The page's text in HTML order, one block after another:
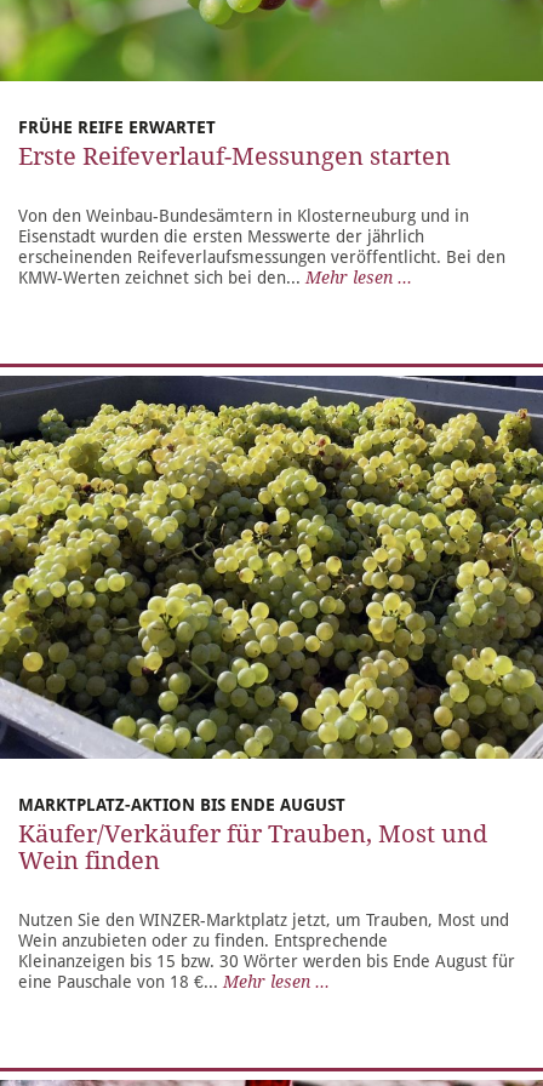
FRÜHE REIFE ERWARTET
Erste Reifeverlauf-Messungen starten
Von den Weinbau-Bundesämtern in Klosterneuburg und in
Eisenstadt wurden die ersten Messwerte der jährlich
erscheinenden Reifeverlaufsmessungen veröffentlicht. Bei den
KMW-Werten zeichnet sich bei den... Mehr lesen ...
MARKTPLATZ-AKTION BIS ENDE AUGUST
Käufer/Verkäufer für Trauben, Most und
Wein finden
Nutzen Sie den WINZER-Marktplatz jetzt, um Trauben, Most und
Wein anzubieten oder zu finden. Entsprechende
Kleinanzeigen bis 15 bzw. 30 Wörter werden bis Ende August für
eine Pauschale von 18 €... Mehr lesen ...